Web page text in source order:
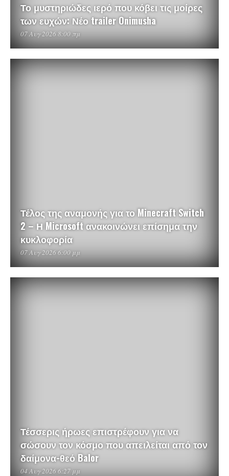
Το μυστηριώδες ιερό που κόβει τις μοίρες
των ευχών: Νέο trailer Onimusha
07 Αυγ 2026 8:00 πμ
Τέλος της αναμονής για το Minecraft Switch
2 – Η Microsoft ανακοινώνει επίσημα την
κυκλοφορία
07 Αυγ 2026 6:00 μμ
Τέσσερις ήρωες επιστρέφουν για να
σώσουν τον κόσμο που απειλείται από τον
δαίμονα-θεό Balor
04 Αυγ 2026 6:27 μμ